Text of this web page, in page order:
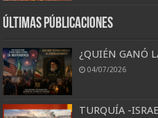
Últimas Públicaciones
¿QUIÉN GANÓ
04/07/2026
TURQUÍA -